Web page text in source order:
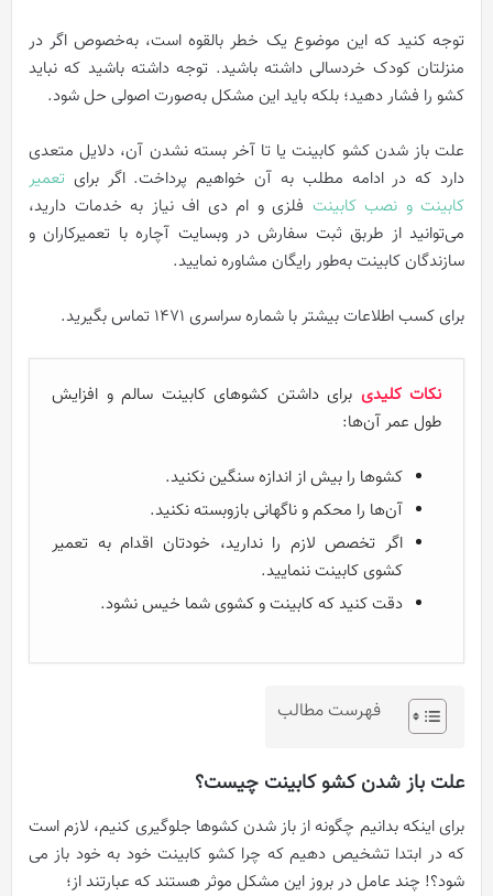
توجه کنید که این موضوع یک خطر بالقوه است، به‌خصوص اگر در
منزلتان کودک خردسالی داشته باشید. توجه داشته باشید که نباید
کشو را فشار دهید؛ بلکه باید این مشکل به‌صورت اصولی حل شود.
علت باز شدن کشو کابینت یا تا آخر بسته نشدن آن، دلایل متعدی
دارد که در ادامه مطلب به آن خواهیم پرداخت. اگر برای تعمیر
کابینت و نصب کابینت فلزی و ام دی اف نیاز به خدمات دارید،
می‌توانید از طربق ثبت سفارش در وبسایت آچاره با تعمیرکاران و
سازندگان کابینت به‌طور رایگان مشاوره نمایید.
برای کسب اطلاعات بیشتر با شماره سراسری 1471 تماس بگیرید.
نکات کلیدی برای داشتن کشوهای کابینت سالم و افزایش
طول عمر آن‌ها:
کشوها را بیش از اندازه سنگین نکنید.
آن‌ها را محکم و ناگهانی بازوبسته نکنید.
اگر تخصص لازم را ندارید، خودتان اقدام به تعمیر
کشوی کابینت ننمایید.
دقت کنید که کابینت و کشوی شما خیس نشود.
فهرست مطالب
علت باز شدن کشو کابینت چیست؟
برای اینکه بدانیم چگونه از باز شدن کشوها جلوگیری کنیم، لازم است
که در ابتدا تشخیص دهیم که چرا کشو کابینت خود به خود باز می
شود؟! چند عامل در بروز این مشکل موثر هستند که عبارتند از؛